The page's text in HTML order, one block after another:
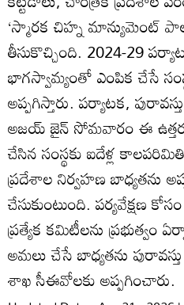
‘స్మారక చిహ్న మాన్యుమెంట్‌
తీసుకొచ్చింది. 2024-29
భాగస్వామ్యంతో ఎంపిక చేసే
అప్పగిస్తారు. పర్యాటక,
అజయ్‌ జైన్‌ సోమవారం ఈ
చేసిన సంస్థకు ఐదేళ్ల
ప్రదేశాల నిర్వహణ బాధ్యతను
చేసుకుంటుంది. పర్యవేక్షణ
ప్రత్యేక కమిటీలను
అమలు చేసే బాధ్యతను
శాఖ సీఈవోలకు అప్పగించారు.